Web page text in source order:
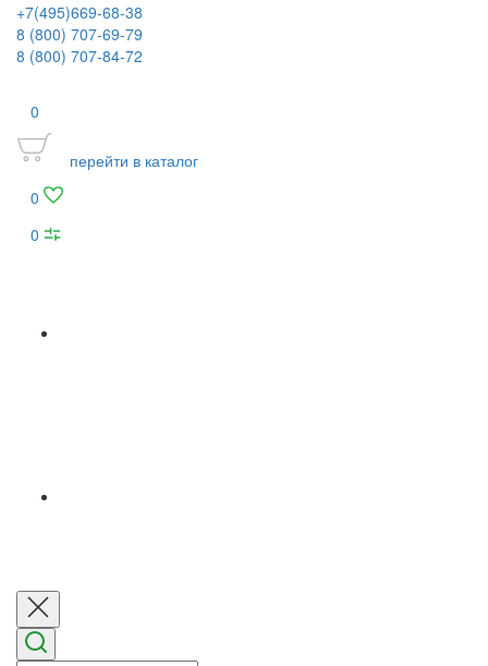
+7(495)669-68-38
8 (800) 707-69-79
8 (800) 707-84-72
0
перейти в каталог
0
0